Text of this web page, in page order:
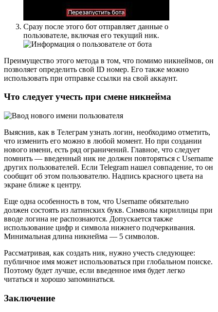
Сразу после этого бот отправляет данные о
пользователе, включая его текущий ник.
Преимущество этого метода в том, что помимо никнеймов, он
позволяет определить свой ID номер. Его также можно
использовать при отправке ссылки на свой аккаунт.
Что следует учесть при смене никнейма
Выяснив, как в Телеграм узнать логин, необходимо отметить,
что изменить его можно в любой момент. Но при создании
нового имени, есть ряд ограничений. Главное, что следует
помнить — введенный ник не должен повторяться с Username
других пользователей. Если Telegram нашел совпадение, то он
сообщит об этом пользователю. Надпись красного цвета на
экране ближе к центру.
Еще одна особенность в том, что Username обязательно
должен состоять из латинских букв. Символы кириллицы при
вводе логина не распознаются. Допускается также
использование цифр и символа нижнего подчеркивания.
Минимальная длина никнейма — 5 символов.
Рассматривая, как создать ник, нужно учесть следующее:
публичное имя может использоваться при глобальном поиске.
Поэтому будет лучше, если введенное имя будет легко
читаться и хорошо запоминаться.
Заключение